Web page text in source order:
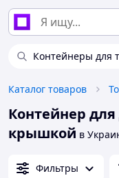
Контейнеры для
Каталог товаров
Контейнер
крышкой в
Фильтры